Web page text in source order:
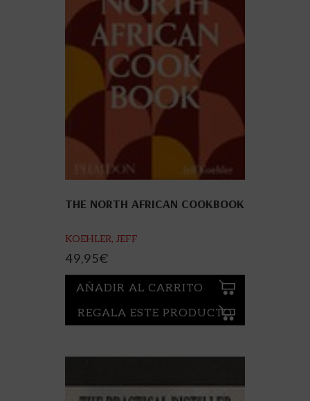
THE NORTH AFRICAN COOKBOOK
KOEHLER, JEFF
49,95€
AÑADIR AL CARRITO
REGALA ESTE PRODUCTO